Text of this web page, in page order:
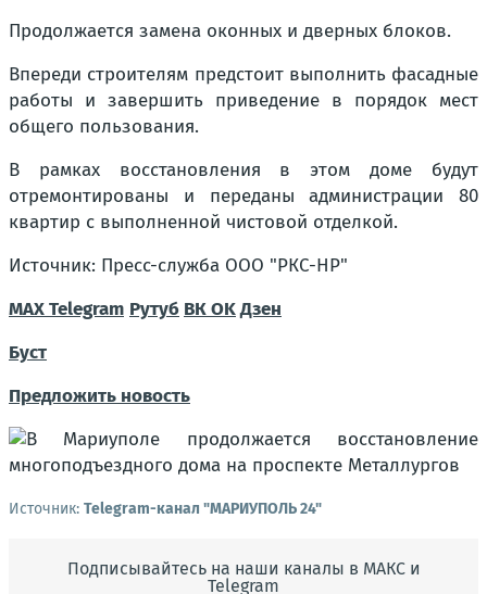
Продолжается замена оконных и дверных блоков.
Впереди строителям предстоит выполнить фасадные
работы и завершить приведение в порядок мест
общего пользования.
В рамках восстановления в этом доме будут
отремонтированы и переданы администрации 80
квартир с выполненной чистовой отделкой.
Источник: Пресс-служба ООО "РКС-НР"
МАХTelegram Рутуб ВКOKДзен
Буст
Предложить новость
Источник: Telegram-канал "МАРИУПОЛЬ 24"
Подписывайтесь на наши каналы в МАКС и
Telegram